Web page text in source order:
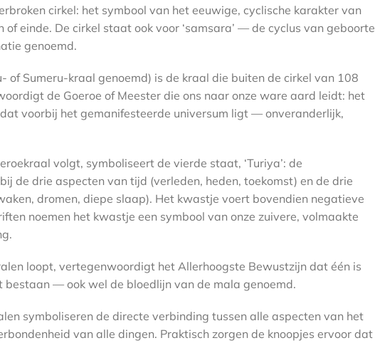
cirkel: het symbool van het eeuwige, cyclische karakter van
of einde. De cirkel staat ook voor ‘samsara’ — de cyclus van geboorte
genoemd.
of Sumeru-kraal genoemd) is de kraal die buiten de cirkel van 108
de Goeroe of Meester die ons naar onze ware aard leidt: het
voorbij het gemanifesteerde universum ligt — onveranderlijk,
volgt, symboliseert de vierde staat, ‘Turiya’: de
de drie aspecten van tijd (verleden, heden, toekomst) en de drie
dromen, diepe slaap). Het kwastje voert bovendien negatieve
noemen het kwastje een symbool van onze zuivere, volmaakte
loopt, vertegenwoordigt het Allerhoogste Bewustzijn dat één is
bestaan — ook wel de bloedlijn van de mala genoemd.
symboliseren de directe verbinding tussen alle aspecten van het
van alle dingen. Praktisch zorgen de knoopjes ervoor dat